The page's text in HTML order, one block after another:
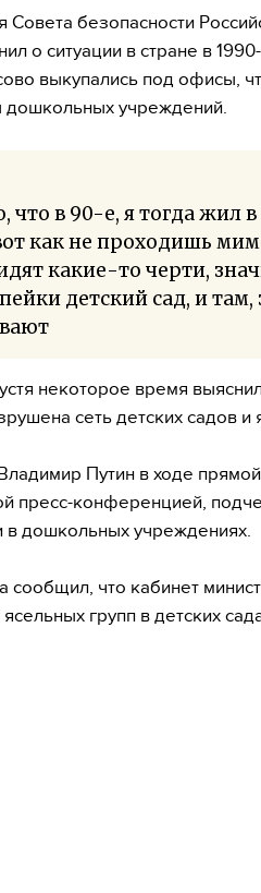
Совета безопасности
о ситуации в стране в
выкупались под офисы,
учреждений.
что в 90-е, я тогда жил
как не проходишь
какие-то черти,
детский сад, и там,
некоторое время
сеть детских садов и
Путин в ходе
пресс-конференцией,
в дошкольных учреждениях.
сообщил, что кабинет
групп в детских